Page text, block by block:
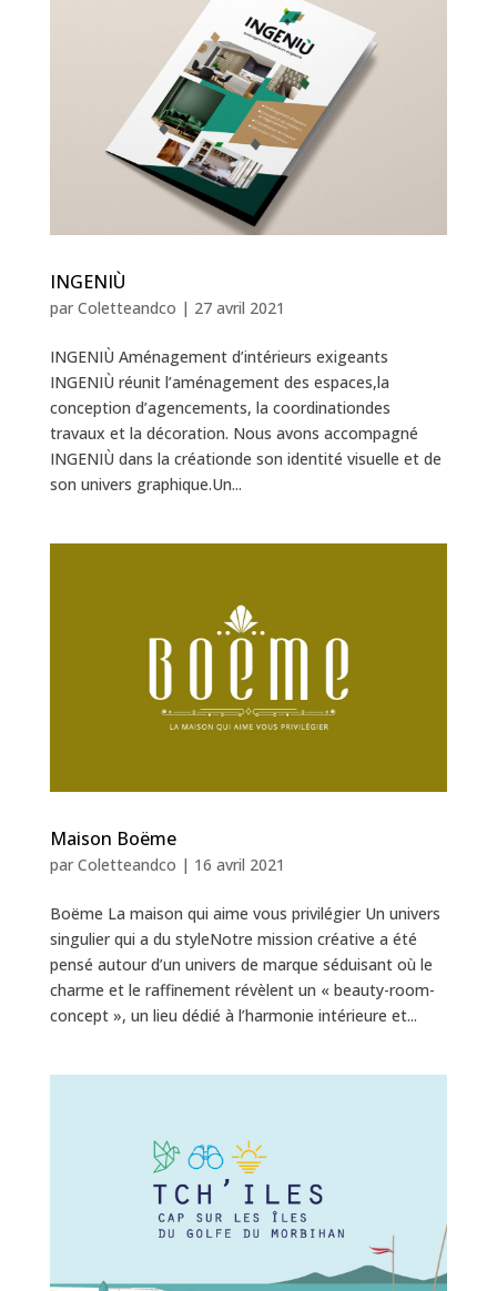
INGENIÙ
par Coletteandco | 27 avril 2021
INGENIÙ Aménagement d’intérieurs exigeants
INGENIÙ réunit l’aménagement des espaces,la
conception d’agencements, la coordinationdes
travaux et la décoration. Nous avons accompagné
INGENIÙ dans la créationde son identité visuelle et de
son univers graphique.Un...
Maison Boëme
par Coletteandco | 16 avril 2021
Boëme La maison qui aime vous privilégier Un univers
singulier qui a du styleNotre mission créative a été
pensé autour d’un univers de marque séduisant où le
charme et le raffinement révèlent un « beauty-room-
concept », un lieu dédié à l’harmonie intérieure et...